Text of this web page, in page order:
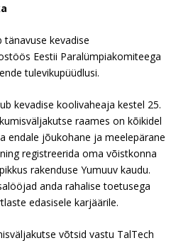
kevadise
Eestii Paralümpiakomiteega
tulevikupüüdlusi.
kevadise koolivaheaja kestel 25.
raames on kõikidel
endale jõukohane ja meelepärane
registreerida oma võistkonna
rakenduse Yumuuv kaudu.
anda rahalise toetusega
edasisele karjäärile.
võtsid vastu TalTech